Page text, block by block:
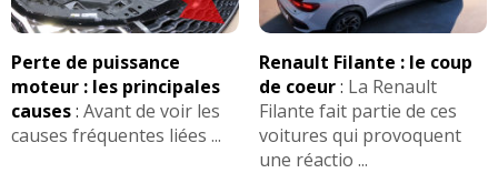
LesAVISsur la déclinaison24kWh Electrique>>
200km autonomie(30kWh Electrique 109 ch 2016)
FIABILITEde cette motorisation30kWh
Electrique >>
Les AVISsur la déclinaison30kWh Electrique>>
Perte de puissance
moteur : les principales
causes: Avant de voir les
causes fréquentes liées ...
Renault Filante : le coup
de coeur: La Renault
Filante fait partie de ces
voitures qui provoquent
une réactio ...